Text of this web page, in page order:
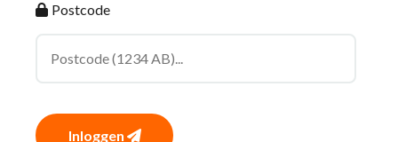
Postcode
Inloggen